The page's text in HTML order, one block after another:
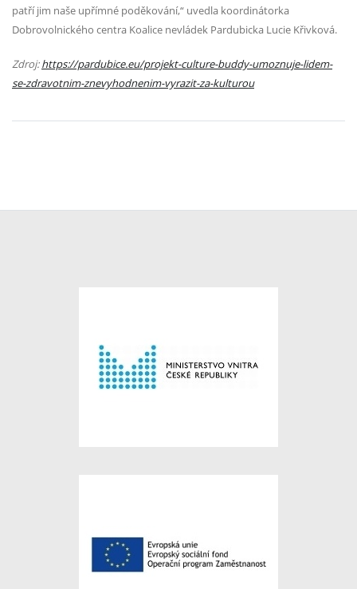
patří jim naše upřímné poděkování,“ uvedla koordinátorka
Dobrovolnického centra Koalice nevládek Pardubicka Lucie Křivková.
Zdroj:https://pardubice.eu/projekt-culture-buddy-umoznuje-lidem-
se-zdravotnim-znevyhodnenim-vyrazit-za-kulturou